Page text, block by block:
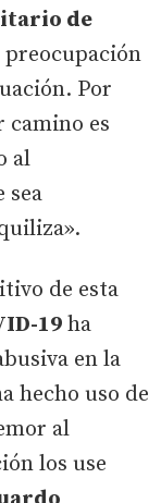
de
Por
camino es
al
sea
de esta
19ha
en la
hecho uso de
al
los use